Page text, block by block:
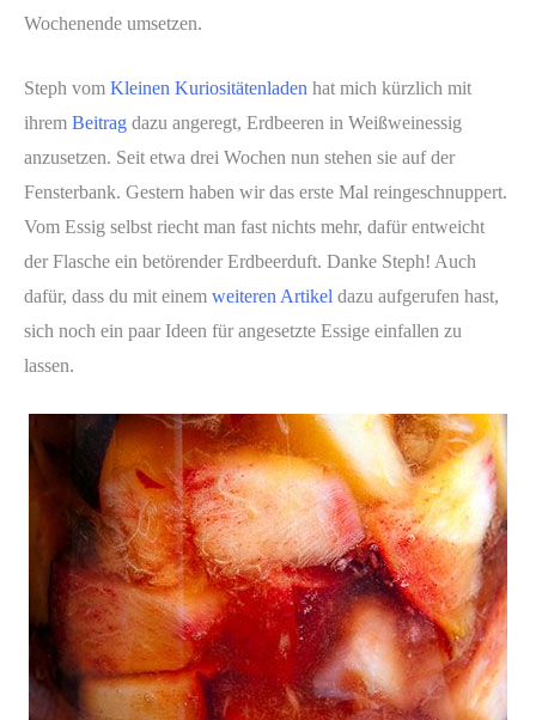
Wochenende umsetzen.
Steph vom Kleinen Kuriositätenladen hat mich kürzlich mit
ihrem Beitrag dazu angeregt, Erdbeeren in Weißweinessig
anzusetzen. Seit etwa drei Wochen nun stehen sie auf der
Fensterbank. Gestern haben wir das erste Mal reingeschnuppert.
Vom Essig selbst riecht man fast nichts mehr, dafür entweicht
der Flasche ein betörender Erdbeerduft. Danke Steph! Auch
dafür, dass du mit einem weiteren Artikel dazu aufgerufen hast,
sich noch ein paar Ideen für angesetzte Essige einfallen zu
lassen.